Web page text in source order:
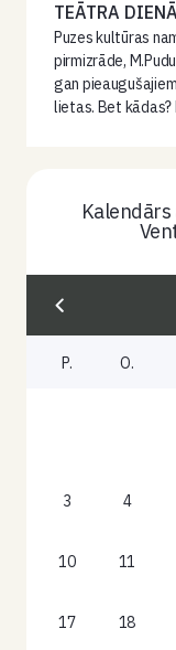
TEĀTRA
Puzes kultūras
pirmizrāde,
gan
lietas. Bet kādas?
P. O.
3 4
10 11
17 18